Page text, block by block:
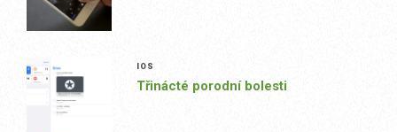
IOS
Třinácté porodní bolesti